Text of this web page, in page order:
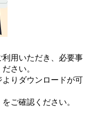
用いただき、必要事
さい。
りダウンロードが可
をご確認ください。